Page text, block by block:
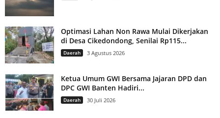
Optimasi Lahan Non Rawa Mulai Dikerjakan
di Desa Cikedondong, Senilai Rp115...
Daerah 3 Agustus 2026
Ketua Umum GWI Bersama Jajaran DPD dan
DPC GWI Banten Hadiri...
Daerah 30 Juli 2026